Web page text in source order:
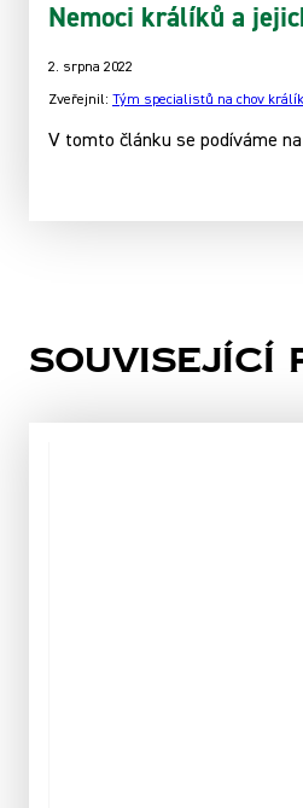
Nemoci králíků a
2. srpna 2022
Zveřejnil: Tým specialistů na chov
V tomto článku se podíváme
Související